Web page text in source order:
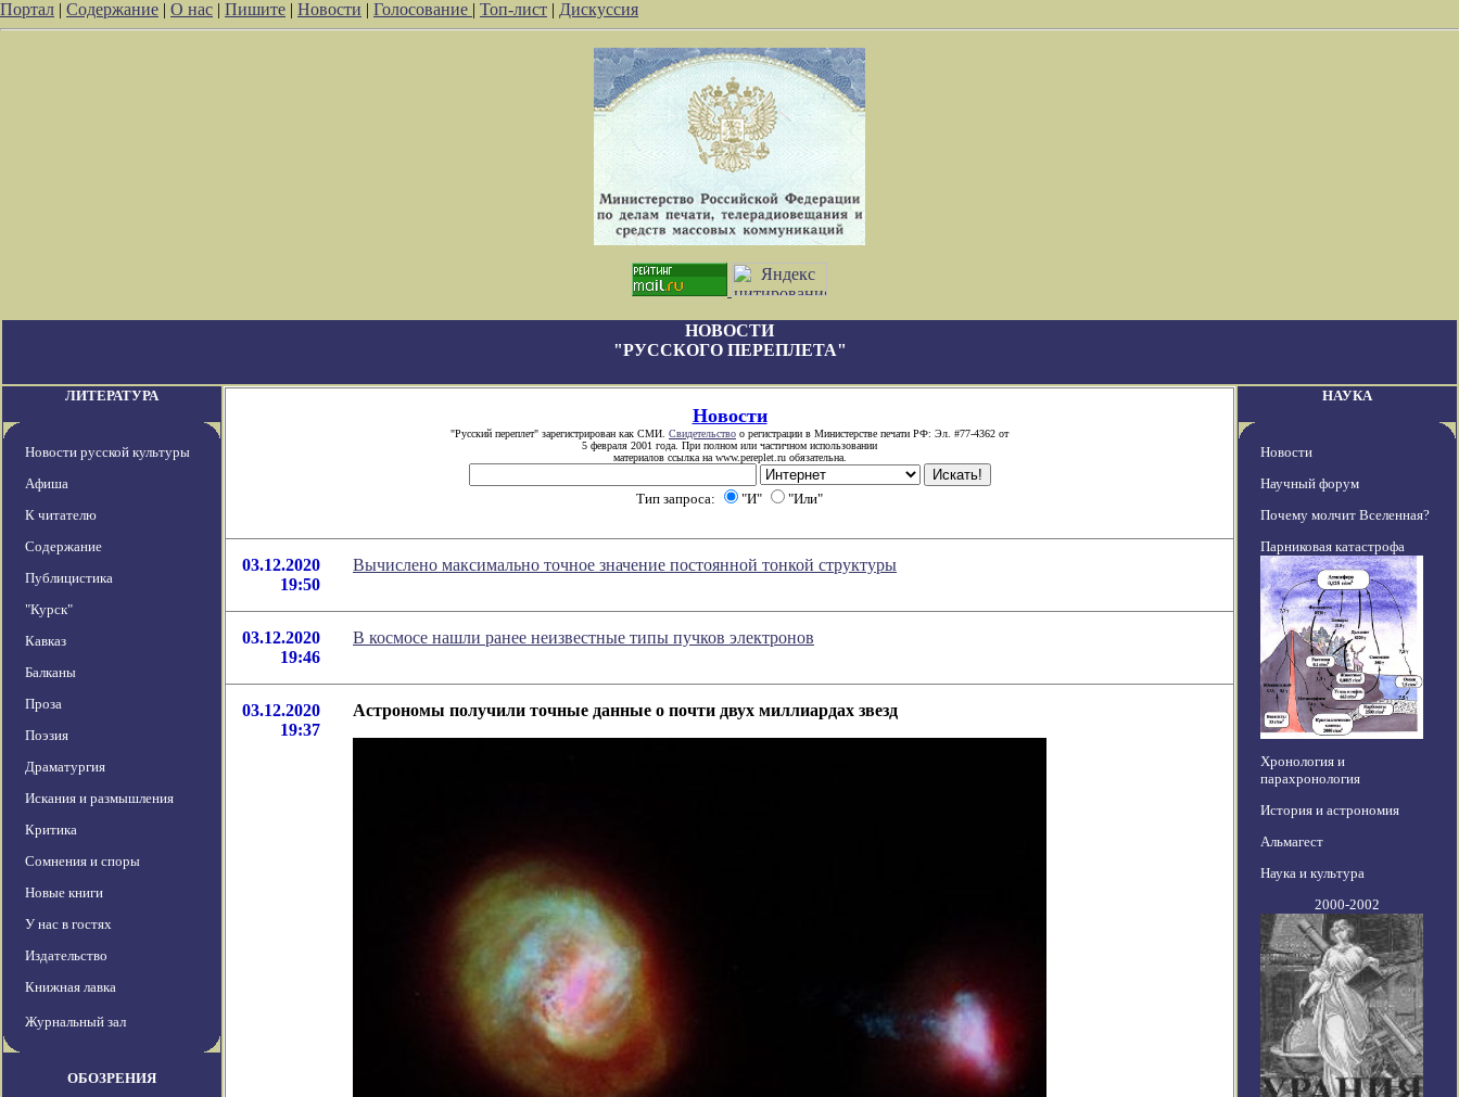
Портал | Содержание | О нас | Пишите | Новости | Голосование | Топ-лист | Дискуссия
НОВОСТИ
"РУССКОГО ПЕРЕПЛЕТА"
ЛИТЕРАТУРА
Новости русской культуры
Афиша
К читателю
Содержание
Публицистика
"Курск"
Кавказ
Балканы
Проза
Поэзия
Драматургия
Искания и размышления
Критика
Сомнения и споры
Новые книги
У нас в гостях
Издательство
Книжная лавка
Журнальный зал
ОБОЗРЕНИЯ
Новости
"Русский переплет" зарегистрирован как СМИ. Свидетельство о регистрации в Министерстве печати РФ: Эл. #77-4362 от
5 февраля 2001 года. При полном или частичном использовании
материалов ссылка на www.pereplet.ru обязательна.
Тип запроса: "И" "Или"
03.12.2020
19:50
Вычислено максимально точное значение постоянной тонкой структуры
03.12.2020
19:46
В космосе нашли ранее неизвестные типы пучков электронов
03.12.2020
19:37
Астрономы получили точные данные о почти двух миллиардах звезд
НАУКА
Новости
Научный форум
Почему молчит Вселенная?
Парниковая катастрофа
Хронология и
парахронология
История и астрономия
Альмагест
Наука и культура
2000-2002